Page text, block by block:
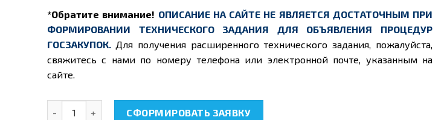
*Обратите внимание! ОПИСАНИЕ НА САЙТЕ НЕ ЯВЛЯЕТСЯ ДОСТАТОЧНЫМ ПРИ
ФОРМИРОВАНИИ ТЕХНИЧЕСКОГО ЗАДАНИЯ ДЛЯ ОБЪЯВЛЕНИЯ ПРОЦЕДУР
ГОСЗАКУПОК. Для получения расширенного технического задания, пожалуйста,
свяжитесь с нами по номеру телефона или электронной почте, указанным на
сайте.
СФОРМИРОВАТЬ ЗАЯВКУ